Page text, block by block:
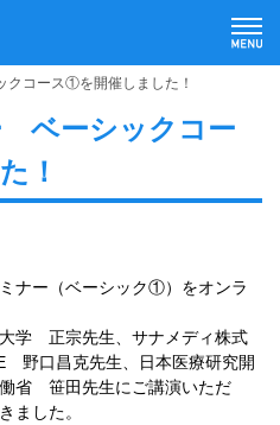
コース①を開催しました！
ベーシックコー
！
ナー（ベーシック①）をオンラ
学 正宗先生、サナメディ株式
野口昌克先生、日本医療研究開
省 笹田先生にご講演いただ
ました。